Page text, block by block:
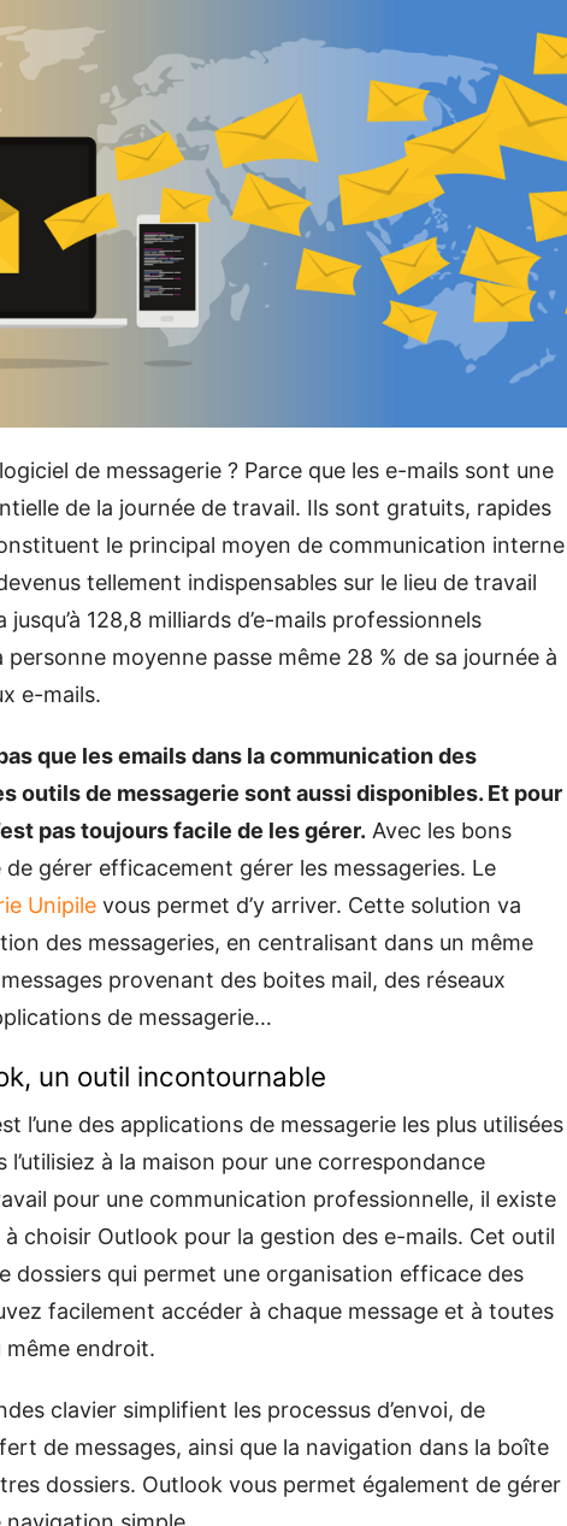
de messagerie ? Parce que les e-mails sont une
de la journée de travail. Ils sont gratuits, rapides
le principal moyen de communication interne
tellement indispensables sur le lieu de travail
jusqu’à 128,8 milliards d’e-mails professionnels
personne moyenne passe même 28 % de sa journée à
e-mails.
que les emails dans la communication des
outils de messagerie sont aussi disponibles. Et pour
pas toujours facile de les gérer. Avec les bons
gérer efficacement gérer les messageries. Le
Unipile vous permet d’y arriver. Cette solution va
des messageries, en centralisant dans un même
messages provenant des boites mail, des réseaux
de messagerie…
un outil incontournable
l’une des applications de messagerie les plus utilisées
l’utilisiez à la maison pour une correspondance
pour une communication professionnelle, il existe
à choisir Outlook pour la gestion des e-mails. Cet outil
dossiers qui permet une organisation efficace des
facilement accéder à chaque message et à toutes
même endroit.
clavier simplifient les processus d’envoi, de
de messages, ainsi que la navigation dans la boîte
dossiers. Outlook vous permet également de gérer